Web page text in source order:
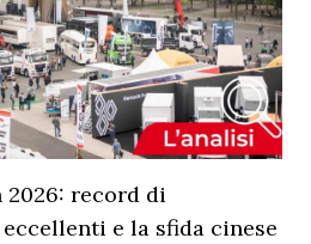
record di
e la sfida cinese